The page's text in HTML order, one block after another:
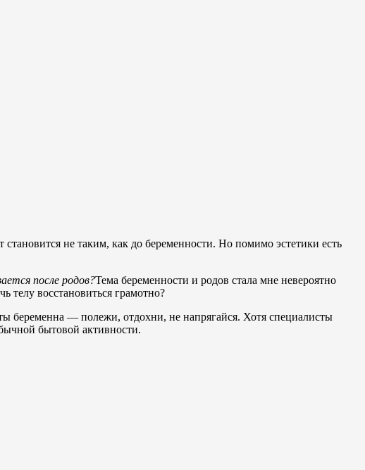
не таким, как до беременности. Но помимо эстетики есть
после родов?Тема беременности и родов стала мне невероятно
телу восстановиться грамотно?
беременна — полежи, отдохни, не напрягайся. Хотя специалисты
бытовой активности.